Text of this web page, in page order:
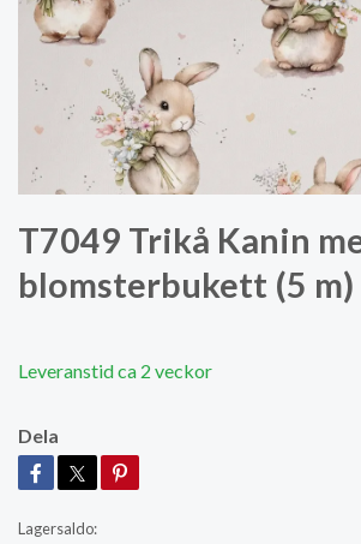
T7049 Trikå Kanin
blomsterbukett (5 m)
Leveranstid ca 2 veckor
Dela
Lagersaldo: